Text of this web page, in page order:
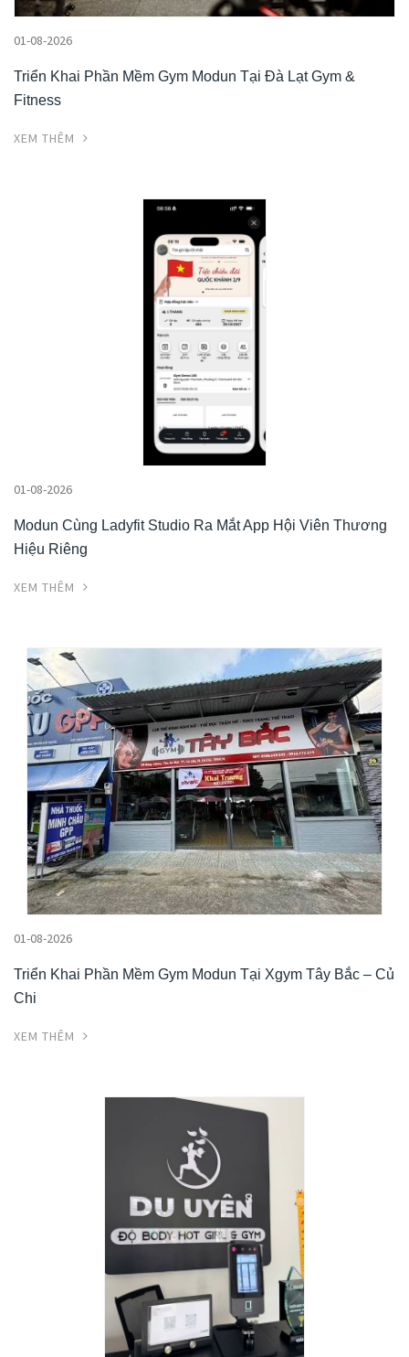
01-08-2026
Triển Khai Phần Mềm Gym Modun Tại Đà Lạt Gym &
Fitness
XEM THÊM
01-08-2026
Modun Cùng Ladyfit Studio Ra Mắt App Hội Viên Thương
Hiệu Riêng
XEM THÊM
01-08-2026
Triển Khai Phần Mềm Gym Modun Tại Xgym Tây Bắc – Củ
Chi
XEM THÊM